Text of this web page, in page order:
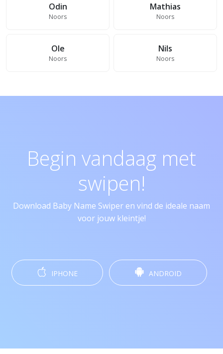
Odin
Noors
Mathias
Noors
Ole
Noors
Nils
Noors
Begin vandaag met
swipen!
Download Baby Name Swiper en vind de ideale naam
voor jouw kleintje!
IPHONE ANDROID